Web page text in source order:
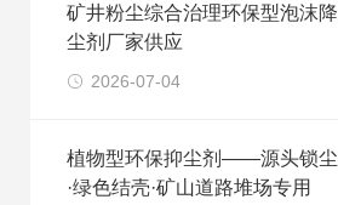
矿井粉尘综合治理环保型泡沫降
尘剂厂家供应
2026-07-04
植物型环保抑尘剂——源头锁尘
·绿色结壳·矿山道路堆场专用